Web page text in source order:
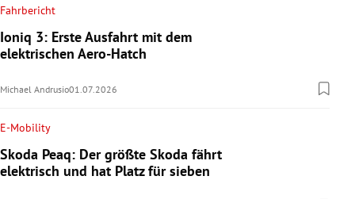
Fahrbericht
Ioniq 3: Erste Ausfahrt mit dem
elektrischen Aero-Hatch
Michael Andrusio01.07.2026
E-Mobility
Skoda Peaq: Der größte Skoda fährt
elektrisch und hat Platz für sieben